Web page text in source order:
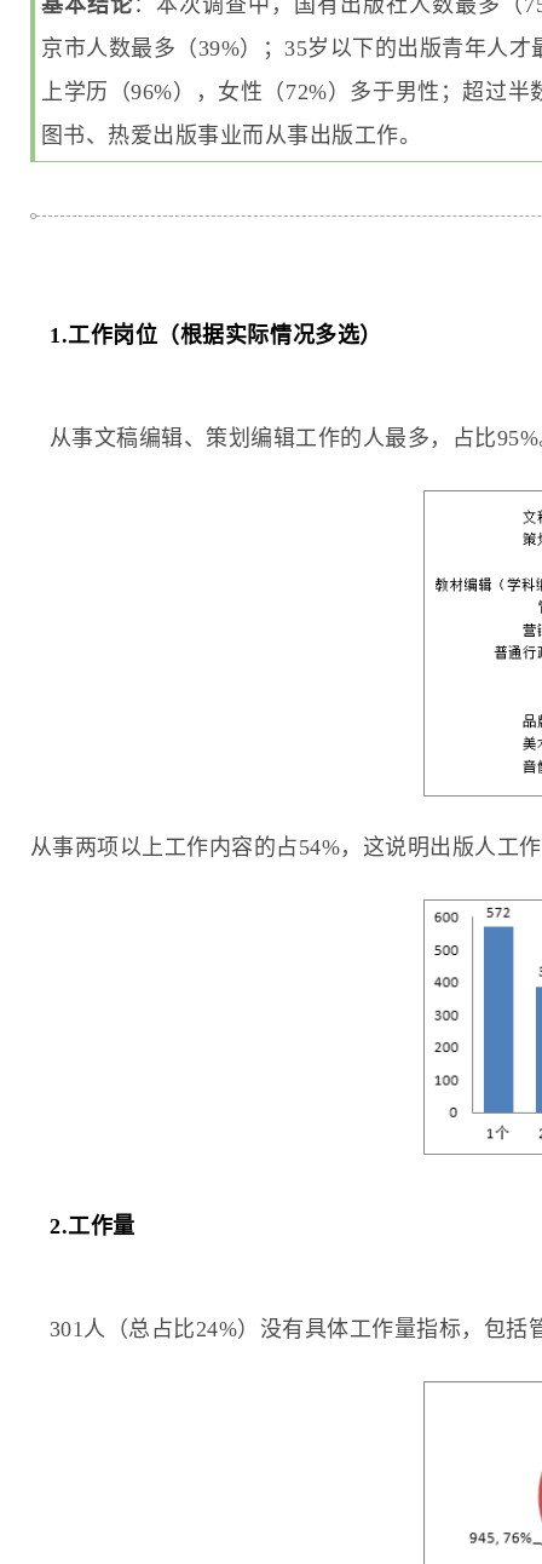
基本结论：本次调查中，国有出版社人数最多（
京市人数最多 （39%）
；35岁以下的出版青年人
上学历（96%），女性（72%）多于男性；超过
图书、热爱出版事业而从事出版工作。
1.工作岗位（根据实际情况多选）
从事文稿编辑、策划编辑工作的人最多，占比
从事两项以上工作内容的占54%，这说明出版人工
2.工作量
301人（总占比24%）没有具体工作量指标，包